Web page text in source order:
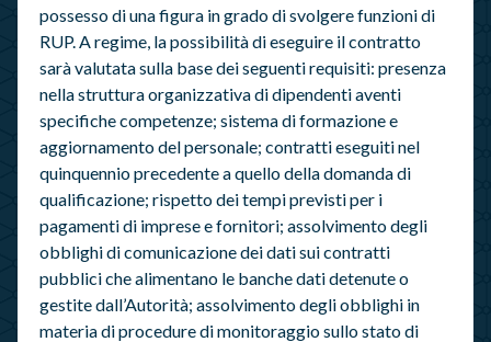
possesso di una figura in grado di svolgere funzioni di
RUP. A regime, la possibilità di eseguire il contratto
sarà valutata sulla base dei seguenti requisiti: presenza
nella struttura organizzativa di dipendenti aventi
specifiche competenze; sistema di formazione e
aggiornamento del personale; contratti eseguiti nel
quinquennio precedente a quello della domanda di
qualificazione; rispetto dei tempi previsti per i
pagamenti di imprese e fornitori; assolvimento degli
obblighi di comunicazione dei dati sui contratti
pubblici che alimentano le banche dati detenute o
gestite dall’Autorità; assolvimento degli obblighi in
materia di procedure di monitoraggio sullo stato di